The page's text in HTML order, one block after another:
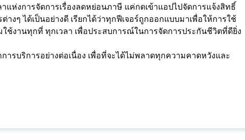
แห่งการจัดการเรื่องลดหย่อนภาษี แค่กดเข้าแอปไปจัดการแจ้งสิทธิ์
งๆ ได้เป็นอย่างดี เรียกได้ว่าทุกฟีเจอร์ถูกออกแบบมาเพื่อให้การใช้
งานทุกที่ ทุกเวลา เพื่อประสบการณ์ในการจัดการประกันชีวิตที่ดียิ่ง
รบริการอย่างต่อเนื่อง เพื่อที่จะได้ไม่พลาดทุกความคาดหวังและ